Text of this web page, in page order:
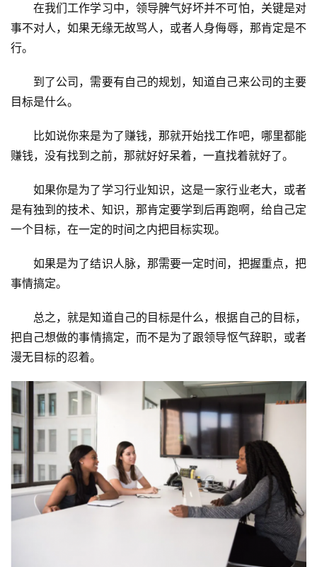
在我们工作学习中，领导脾气好坏并不可怕，关键是对
事不对人，如果无缘无故骂人，或者人身侮辱，那肯定是不
行。
到了公司，需要有自己的规划，知道自己来公司的主要
目标是什么。
比如说你来是为了赚钱，那就开始找工作吧，哪里都能
赚钱，没有找到之前，那就好好呆着，一直找着就好了。
如果你是为了学习行业知识，这是一家行业老大，或者
是有独到的技术、知识，那肯定要学到后再跑啊，给自己定
一个目标，在一定的时间之内把目标实现。
如果是为了结识人脉，那需要一定时间，把握重点，把
事情搞定。
总之，就是知道自己的目标是什么，根据自己的目标，
把自己想做的事情搞定，而不是为了跟领导怄气辞职，或者
漫无目标的忍着。